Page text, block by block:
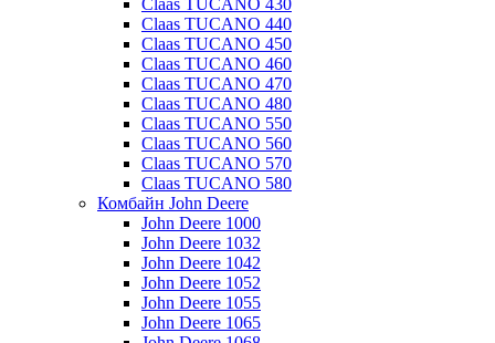
Claas TUCANO 430
Claas TUCANO 440
Claas TUCANO 450
Claas TUCANO 460
Claas TUCANO 470
Claas TUCANO 480
Claas TUCANO 550
Claas TUCANO 560
Claas TUCANO 570
Claas TUCANO 580
Комбайн John Deere
John Deere 1000
John Deere 1032
John Deere 1042
John Deere 1052
John Deere 1055
John Deere 1065